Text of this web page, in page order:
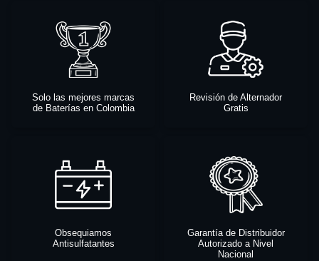
Solo las mejores marcas
de Baterías en Colombia
Revisión de Alternador
Gratis
Obsequiamos
Antisulfatantes
Garantía de Distribuidor
Autorizado a Nivel
Nacional